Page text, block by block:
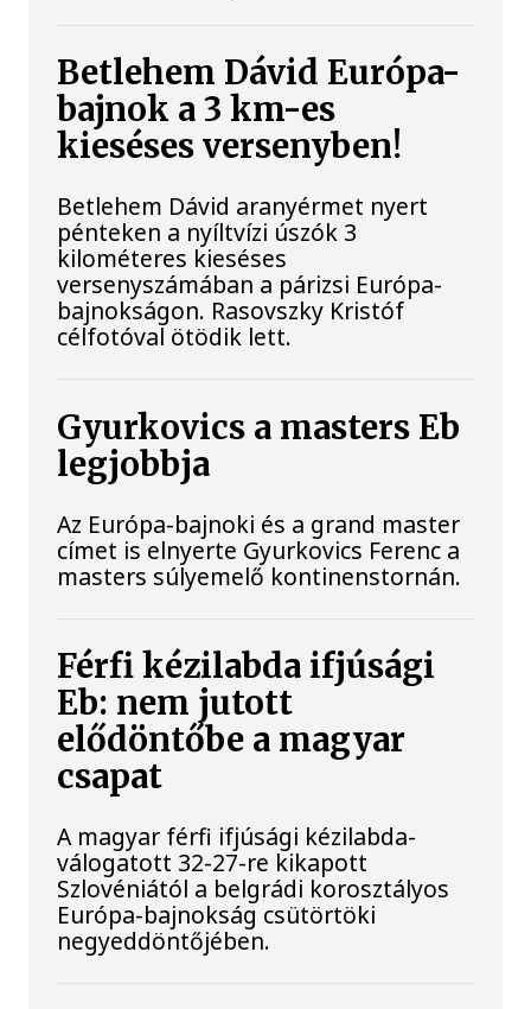
Betlehem Dávid Európa-
bajnok a 3 km-es
kieséses versenyben!
Betlehem Dávid aranyérmet nyert
pénteken a nyíltvízi úszók 3
kilométeres kieséses
versenyszámában a párizsi Európa-
bajnokságon. Rasovszky Kristóf
célfotóval ötödik lett.
Gyurkovics a masters Eb
legjobbja
Az Európa-bajnoki és a grand master
címet is elnyerte Gyurkovics Ferenc a
masters súlyemelő kontinenstornán.
Férfi kézilabda ifjúsági
Eb: nem jutott
elődöntőbe a magyar
csapat
A magyar férfi ifjúsági kézilabda-
válogatott 32-27-re kikapott
Szlovéniától a belgrádi korosztályos
Európa-bajnokság csütörtöki
negyeddöntőjében.